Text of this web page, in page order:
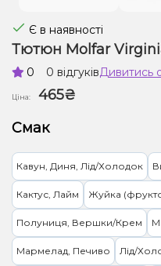
Є в наявності
Тютюн Molfar
0 0 відгуківДивитись
Ціна:
465₴
Смак
Кавун, Диня, Лід/Холодок
Кактус, Лайм Жуйка
Полуниця, Вершки/Крем
Мармелад, Печиво Лід/